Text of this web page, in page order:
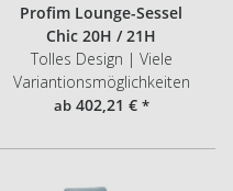
Profim Lounge-Sessel
Chic 20H / 21H
Tolles Design | Viele
Variantionsmöglichkeiten
ab402,21 € *